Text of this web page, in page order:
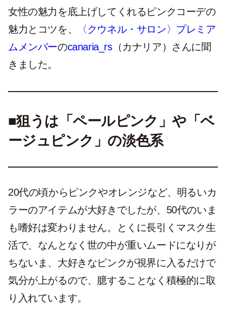
女性の魅力を底上げしてくれるピンクコーデの
魅力とコツを、
〈クウネル・サロン〉プレミア
ムメンバーのcanaria_rs（カナリア）さんに聞
きました。
■狙うは 「ペールピンク」や「ベ
ージュピンク」 の淡色系
20代の頃からピンクやオレンジなど、明るいカ
ラーのアイテムが大好きでしたが、50代のいま
も嗜好は変わりません。とくに長引くマスク生
活で、なんとなく世の中が重いムードになりが
ちないま、大好きなピンクが視界に入るだけで
気分が上がるので、臆することなく積極的に取
り入れています。